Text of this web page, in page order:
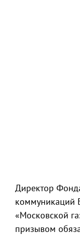
Директор
коммуникаций
«Московской
призывом